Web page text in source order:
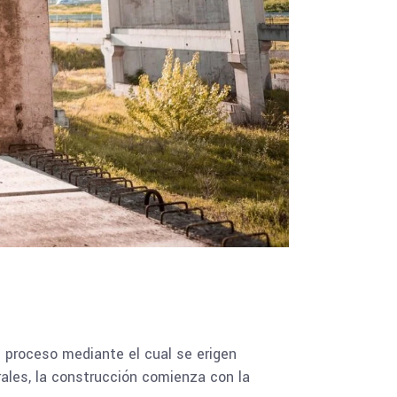
mediante el cual se erigen
la construcción comienza con la